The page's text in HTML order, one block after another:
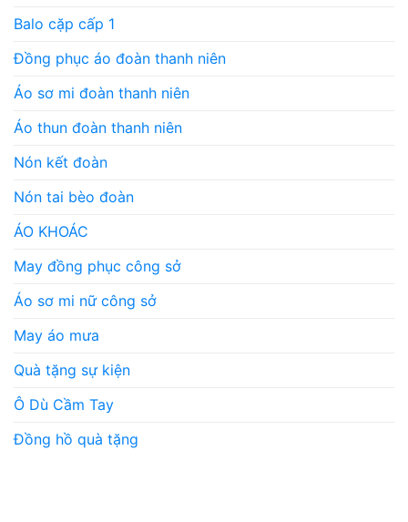
Balo cặp cấp 1
Đồng phục áo đoàn thanh niên
Áo sơ mi đoàn thanh niên
Áo thun đoàn thanh niên
Nón kết đoàn
Nón tai bèo đoàn
ÁO KHOÁC
May đồng phục công sở
Áo sơ mi nữ công sở
May áo mưa
Quà tặng sự kiện
Ô Dù Cầm Tay
Đồng hồ quà tặng